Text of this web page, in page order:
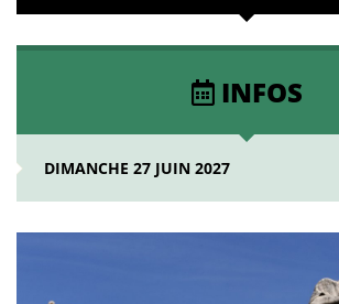
INFOS
DIMANCHE 27 JUIN 2027